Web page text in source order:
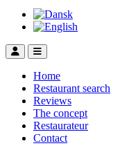
Home
Restaurant search
Reviews
The concept
Restaurateur
Contact